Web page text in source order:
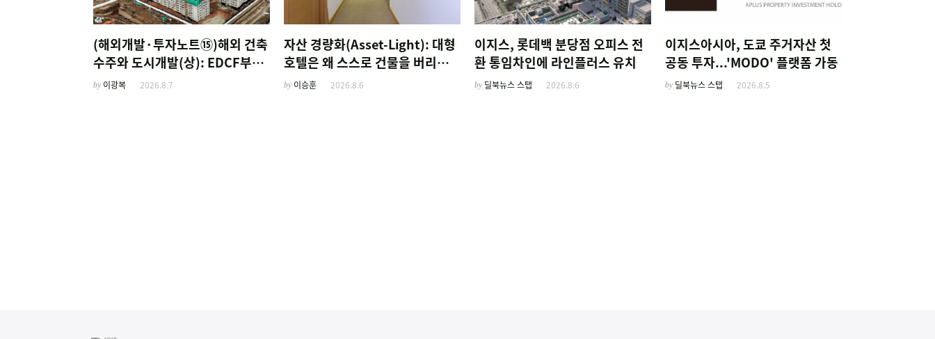
(해외개발·투자노트⑮)해외 건축
수주와 도시개발(상): EDCF부터
계열사 진출 위한 복합시설까지
by 이광복 2026.8.7
자산 경량화(Asset-Light): 대형
호텔은 왜 스스로 건물을 버리고
'이름'만 팔기 시작했을까
by 이승훈 2026.8.6
이지스, 롯데백 분당점 오피스 전
환 통임차인에 라인플러스 유치
by 딜북뉴스 스탭 2026.8.6
이지스아시아, 도쿄 주거자산 첫
공동 투자...'MODO' 플랫폼 가동
by 딜북뉴스 스탭 2026.8.5